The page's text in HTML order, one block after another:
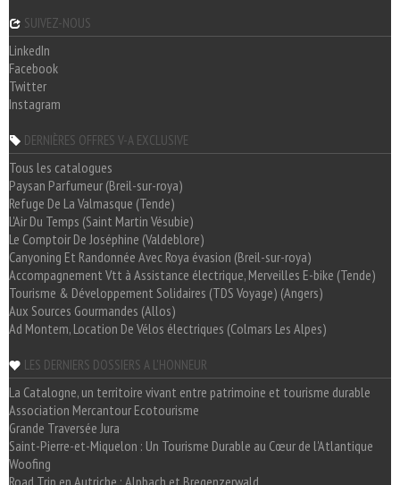
SUIVEZ-NOUS
LinkedIn
Facebook
Twitter
Instagram
DERNIÈRES OFFRES V-A EXCLUSIVE
Tous les catalogues
Paysan Parfumeur (Breil-sur-roya)
Refuge De La Valmasque (Tende)
L'Air Du Temps (Saint Martin Vésubie)
Le Comptoir De Joséphine (Valdeblore)
Canyoning Et Randonnée Avec Roya évasion (Breil-sur-roya)
Accompagnement Vtt à Assistance électrique, Merveilles E-bike (Tende)
Tourisme & Développement Solidaires (TDS Voyage) (Angers)
Aux Sources Gourmandes (Allos)
Ad Montem, Location De Vélos électriques (Colmars Les Alpes)
LES DERNIERS DOSSIERS A L'HONNEUR
La Catalogne, un territoire vivant entre patrimoine et tourisme durable
Association Mercantour Ecotourisme
Grande Traversée Jura
Saint-Pierre-et-Miquelon : Un Tourisme Durable au Cœur de l'Atlantique
Woofing
Road Trip en Autriche : Alpbach et Bregenzerwald